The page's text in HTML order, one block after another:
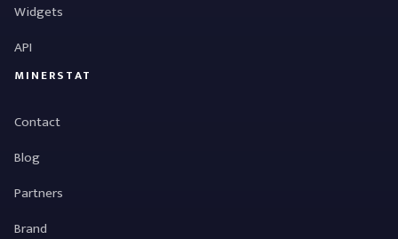
Widgets
API
MINERSTAT
Contact
Blog
Partners
Brand